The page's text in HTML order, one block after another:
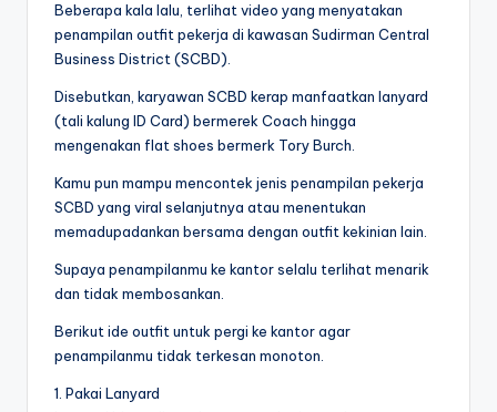
Beberapa kala lalu, terlihat video yang menyatakan
penampilan outfit pekerja di kawasan Sudirman Central
Business District (SCBD).
Disebutkan, karyawan SCBD kerap manfaatkan lanyard
(tali kalung ID Card) bermerek Coach hingga
mengenakan flat shoes bermerk Tory Burch.
Kamu pun mampu mencontek jenis penampilan pekerja
SCBD yang viral selanjutnya atau menentukan
memadupadankan bersama dengan outfit kekinian lain.
Supaya penampilanmu ke kantor selalu terlihat menarik
dan tidak membosankan.
Berikut ide outfit untuk pergi ke kantor agar
penampilanmu tidak terkesan monoton.
1. Pakai Lanyard